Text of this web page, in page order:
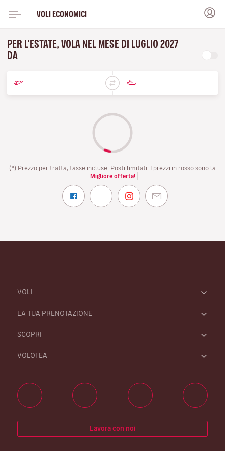
VOLI ECONOMICI
PER L'ESTATE, VOLA NEL MESE DI LUGLIO 2027
DA
(*) Prezzo per tratta, tasse incluse. Posti limitati. I prezzi in rosso sono la
Migliore offerta!
VOLI
LA TUA PRENOTAZIONE
SCOPRI
VOLOTEA
Lavora con noi